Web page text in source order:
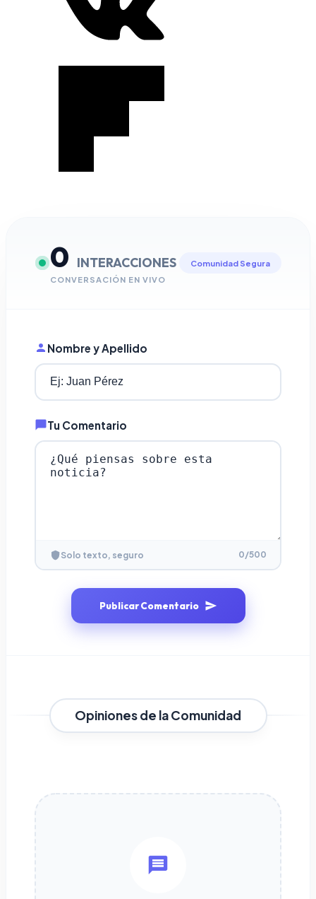
0 INTERACCIONES
CONVERSACIÓN EN VIVO
Comunidad Segura
Nombre y Apellido
Tu Comentario
Solo texto, seguro 0/500
Publicar Comentario
Opiniones de la Comunidad